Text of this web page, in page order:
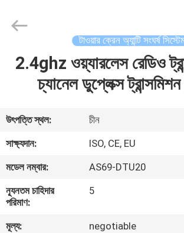
বাড়ি
আমাদের
সম্পর্কে
কারখানা
ভ্রমণ
Technology
Rights
Reserved.
টাওয়ার ক্রেন অ্যান্টি সংঘর্ষ
2.4ghz ওয়্যারলেস রেডিও
চ্যানেল ডুপ্লেক্স
উৎপত্তি স্থল:
চীন
সাক্ষ্যদান:
ISO, CE, EU
মডেল নম্বার:
AS69-DTU20
ন্যূনতম চাহিদার
পরিমাণ:
5
মূল্য:
negotiable